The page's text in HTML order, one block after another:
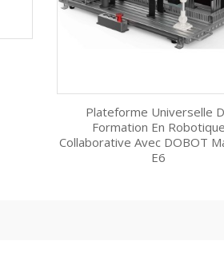
Aperçu rapide
Plateforme Universelle
Formation En Robotique
Collaborative Avec DOBOT
E6